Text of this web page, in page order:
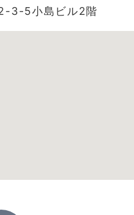
3-5小島ビル2階